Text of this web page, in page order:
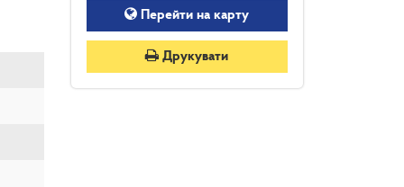
Перейти на карту
Друкувати